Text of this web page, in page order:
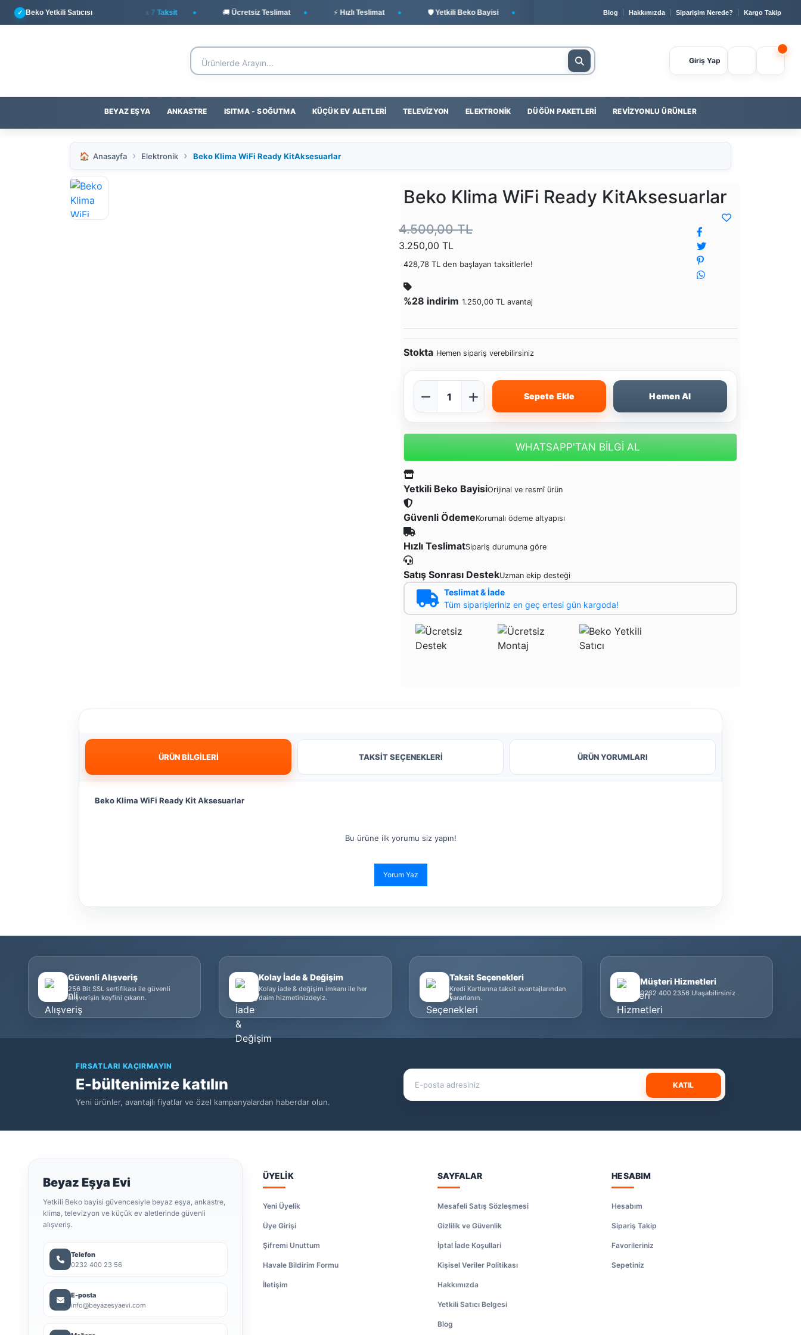
✓ Beko Yetkili Satıcısı
💳 Yapı Kredi ile Peşin Fiyatına 7 Taksit 🚚 Ücretsiz Teslimat ⚡ Hızlı Teslimat 🛡️ Yetkili Beko Bayisi 📞 0232 400 23 56 Yapı Kredi
Blog Hakkımızda Siparişim Nerede? Kargo Takip
Giriş Yap
BEYAZ EŞYA ANKASTRE ISITMA - SOĞUTMA KÜÇÜK EV ALETLERI TELEVIZYON ELEKTRONIK DÜĞÜN PAKETLERI REVIZYONLU ÜRÜNLER
Anasayfa Elektronik Beko Klima WiFi Ready KitAksesuarlar
Beko Klima WiFi Ready KitAksesuarlar
4.500,00 TL
3.250,00 TL
428,78 TL den başlayan taksitlerle!
%28 indirim 1.250,00 TL avantaj
Stokta Hemen sipariş verebilirsiniz
Sepete Ekle Hemen Al
WHATSAPP'TAN BİLGİ AL
Yetkili Beko BayisiOrijinal ve resmî ürün
Güvenli ÖdemeKorumalı ödeme altyapısı
Hızlı TeslimatSipariş durumuna göre
Satış Sonrası DestekUzman ekip desteği
Teslimat & İade
Tüm siparişleriniz en geç ertesi gün kargoda!
ÜRÜN BİLGİLERİ TAKSİT SEÇENEKLERİ ÜRÜN YORUMLARI
Beko Klima WiFi Ready Kit Aksesuarlar
Bu ürüne ilk yorumu siz yapın!
Yorum Yaz
Güvenli Alışveriş
256 Bit SSL sertifikası ile güvenli
alışverişin keyfini çıkarın.
Kolay İade & Değişim
Kolay iade & değişim imkanı ile her
daim hizmetinizdeyiz.
Taksit Seçenekleri
Kredi Kartlarına taksit avantajlarından
yararlanın.
Müşteri Hizmetleri
0232 400 2356 Ulaşabilirsiniz
FIRSATLARI KAÇIRMAYIN
E-bültenimize katılın
Yeni ürünler, avantajlı fiyatlar ve özel kampanyalardan haberdar olun.
KATIL
Beyaz Eşya Evi
Yetkili Beko bayisi güvencesiyle beyaz eşya, ankastre,
klima, televizyon ve küçük ev aletlerinde güvenli
alışveriş.
Telefon
0232 400 23 56
E-posta
info@beyazesyaevi.com
ÜYELİK
Yeni Üyelik
Üye Girişi
Şifremi Unuttum
Havale Bildirim Formu
İletişim
SAYFALAR
Mesafeli Satış Sözleşmesi
Gizlilik ve Güvenlik
İptal İade Koşullari
Kişisel Veriler Politikası
Hakkımızda
Yetkili Satıcı Belgesi
Blog
HESABIM
Hesabım
Sipariş Takip
Favorileriniz
Sepetiniz